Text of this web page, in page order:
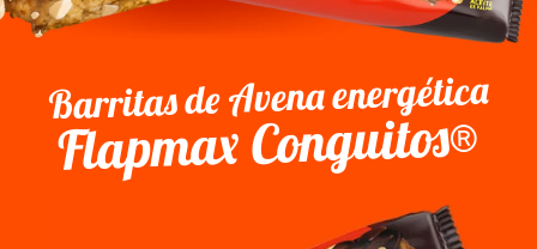
Barritas de Avena energética
Flapmax Conguitos®